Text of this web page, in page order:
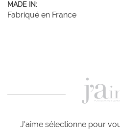
MADE IN:
Fabriqué en France
J'aime sélectionne pour